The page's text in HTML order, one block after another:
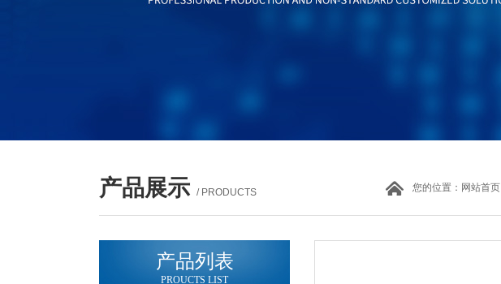
产品展示 / PRODUCTS 您的位置： 网站首页
产品列表
PROUCTS LIST